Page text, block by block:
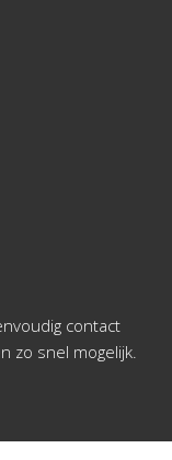
contact
zo snel mogelijk.